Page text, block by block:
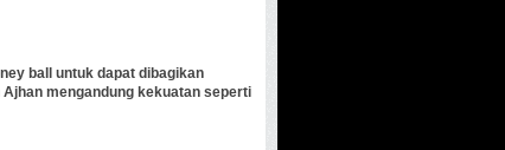
ball untuk dapat dibagikan
mengandung kekuatan seperti